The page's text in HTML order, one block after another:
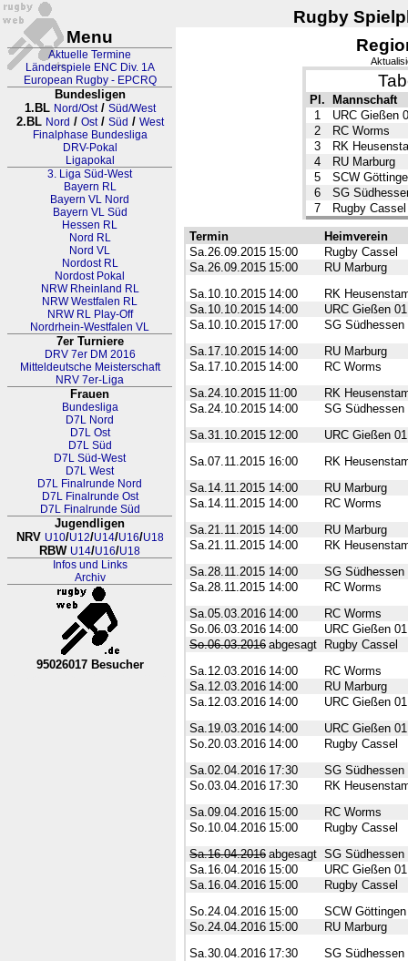
Rugby
Menu
Aktuelle Termine
Länderspiele ENC Div. 1A
European Rugby - EPCRQ
Bundesligen
1.BL Nord/Ost/ Süd/West
2.BL Nord / Ost/ Süd / West
Finalphase Bundesliga
DRV-Pokal
Ligapokal
3. Liga Süd-West
Bayern RL
Bayern VL Nord
Bayern VL Süd
Hessen RL
Nord RL
Nord VL
Nordost RL
Nordost Pokal
NRW Rheinland RL
NRW Westfalen RL
NRW RL Play-Off
Nordrhein-Westfalen VL
7er Turniere
DRV 7er DM 2016
Mitteldeutsche Meisterschaft
NRV 7er-Liga
Frauen
Bundesliga
D7L Nord
D7L Ost
D7L Süd
D7L Süd-West
D7L West
D7L Finalrunde Nord
D7L Finalrunde Ost
D7L Finalrunde Süd
Jugendligen
NRV U10/U12/U14/U16/U18
RBW U14/U16/U18
Infos und Links
Archiv
95026017 Besucher
Pl.
Mannschaft
1
URC Gießen
2
RC Worms
3
RK
4
RU Marburg
5
SCW
6
SG
7
Rugby Cassel
Termin
Heimverein
Sa.26.09.2015 15:00
Rugby Cassel
Sa.26.09.2015 15:00
RU Marburg
Sa.10.10.2015 14:00
RK
Sa.10.10.2015 14:00
URC Gießen 01
Sa.10.10.2015 17:00
SG Südhessen
Sa.17.10.2015 14:00
RU Marburg
Sa.17.10.2015 14:00
RC Worms
Sa.24.10.2015 11:00
RK
Sa.24.10.2015 14:00
SG Südhessen
Sa.31.10.2015 12:00
URC Gießen 01
Sa.07.11.2015 16:00
RK
Sa.14.11.2015 14:00
RU Marburg
Sa.14.11.2015 14:00
RC Worms
Sa.21.11.2015 14:00
RU Marburg
Sa.21.11.2015 14:00
RK
Sa.28.11.2015 14:00
SG Südhessen
Sa.28.11.2015 14:00
RC Worms
Sa.05.03.2016 14:00
RC Worms
So.06.03.2016 14:00
URC Gießen 01
So.06.03.2016 abgesagt
Rugby Cassel
Sa.12.03.2016 14:00
RC Worms
Sa.12.03.2016 14:00
RU Marburg
Sa.12.03.2016 14:00
URC Gießen 01
Sa.19.03.2016 14:00
URC Gießen 01
So.20.03.2016 14:00
Rugby Cassel
Sa.02.04.2016 17:30
SG Südhessen
So.03.04.2016 17:30
RK
Sa.09.04.2016 15:00
RC Worms
So.10.04.2016 15:00
Rugby Cassel
Sa.16.04.2016 abgesagt SG Südhessen
Sa.16.04.2016 15:00
URC Gießen 01
Sa.16.04.2016 15:00
Rugby Cassel
So.24.04.2016 15:00
SCW Göttingen
So.24.04.2016 15:00
RU Marburg
Sa.30.04.2016 17:30
SG Südhessen